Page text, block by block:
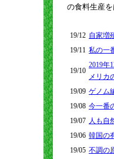
の食料生産
19/12 自家増
19/11 私の一
19/10
2019年
メリカ
19/09 ゲノム
19/08 今一番
19/07 人も自
19/06 韓国の
19/05 不調の